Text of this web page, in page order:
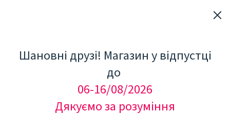
Шановні друзі! Магазин у відпустці
до
06-16/08/2026
Дякуємо за розуміння